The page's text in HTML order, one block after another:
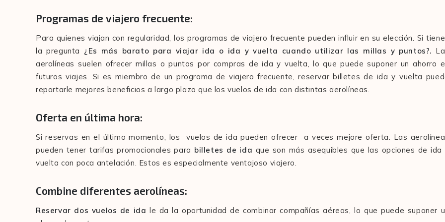
Programas de viajero frecuente:
Para quienes viajan con regularidad, los programas de viajero frecuente pueden influir en su elección. Si
la pregunta ¿Es más barato para viajar ida o ida y vuelta cuando utilizar las millas y puntos?.
aerolíneas suelen ofrecer millas o puntos por compras de ida y vuelta, lo que puede suponer un ahorro
futuros viajes. Si es miembro de un programa de viajero frecuente, reservar billetes de ida y vuelta
reportarle mejores beneficios a largo plazo que los vuelos de ida con distintas aerolíneas.
Oferta en última hora:
Si reservas en el último momento, los vuelos de ida pueden ofrecer a veces mejore oferta. Las
pueden tener tarifas promocionales para billetes de ida que son más asequibles que las opciones de ida
vuelta con poca antelación. Estos es especialmente ventajoso viajero.
Combine diferentes aerolíneas:
Reservar dos vuelos de ida le da la oportunidad de combinar compañías aéreas, lo que puede suponer